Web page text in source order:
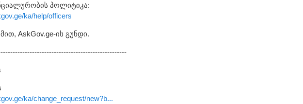
პოლიტიკა:
ka/help/officers
AskGov.ge-ის გუნდი.
ka/change_request/new?b...